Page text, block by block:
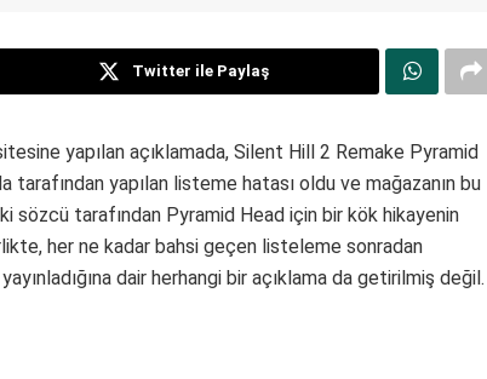
Twitter ile Paylaş
yapılan açıklamada, Silent Hill 2 Remake Pyramid
yapılan listeme hatası oldu ve mağazanın bu
sözcü tarafından Pyramid Head için bir kök hikayenin
her ne kadar bahsi geçen listeleme sonradan
dair herhangi bir açıklama da getirilmiş değil.